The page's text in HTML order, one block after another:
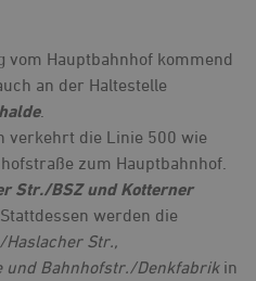
vom Hauptbahnhof kommend
an der Haltestelle
.
verkehrt die Linie 500 wie
zum Hauptbahnhof.
Str./BSZ und Kotterner
werden die
Str.,
und Bahnhofstr./Denkfabrikin